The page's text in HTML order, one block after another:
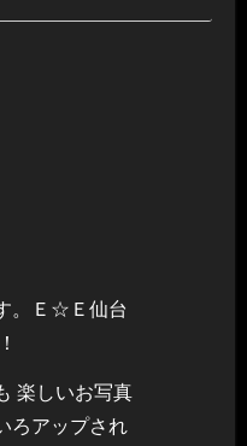
。Ｅ☆Ｅ仙台
楽しいお写真
ろアップされ